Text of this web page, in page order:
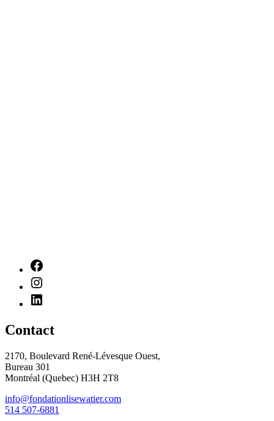
Contact
2170, Boulevard René-Lévesque Ouest,
Bureau 301
Montréal (Quebec) H3H 2T8
info@fondationlisewatier.com
514 507-6881